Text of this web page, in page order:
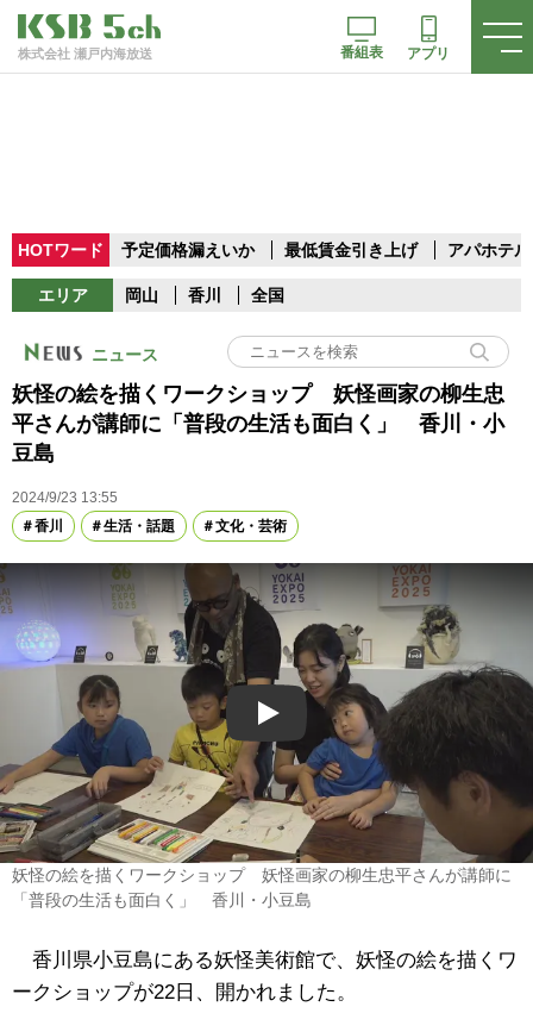
株式会社 瀬戸内海放送 番組表 アプリ
HOTワード 予定価格漏えいか 最低賃金引き上げ アパホテル
エリア 岡山 香川 全国
ニュース
妖怪の絵を描くワークショップ 妖怪画家の柳生忠
平さんが講師に「普段の生活も面白く」 香川・小
豆島
2024/9/23 13:55
香川
生活・話題 文化・芸術
Play
妖怪の絵を描くワークショップ 妖怪画家の柳生忠平さんが講師に
「普段の生活も面白く」 香川・小豆島
香川県小豆島にある妖怪美術館で、妖怪の絵を描くワ
ークショップが22日、開かれました。